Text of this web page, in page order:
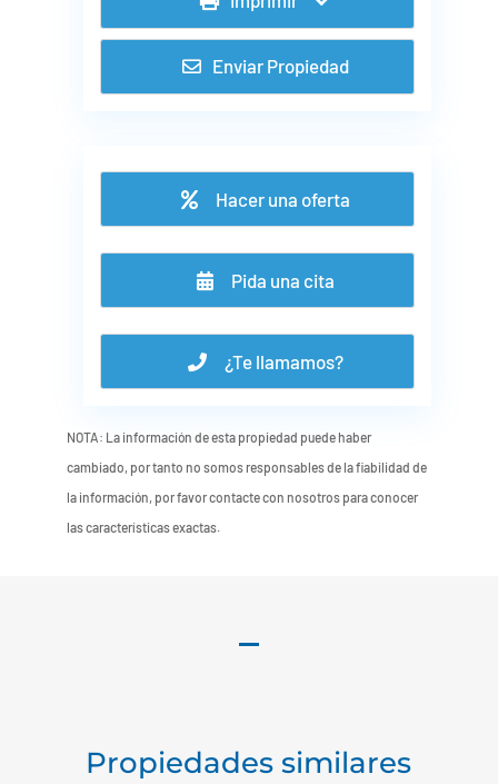
Enviar Propiedad
Hacer una oferta
Pida una cita
¿Te llamamos?
NOTA: La información de esta propiedad puede haber
cambiado, por tanto no somos responsables de la fiabilidad de
la información, por favor contacte con nosotros para conocer
las características exactas.
Propiedades similares